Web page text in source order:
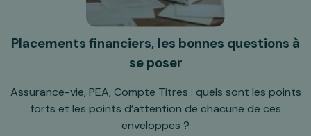
Placements financiers, les bonnes questions à
se poser
Assurance-vie, PEA, Compte Titres : quels sont les points
forts et les points d’attention de chacune de ces
enveloppes ?